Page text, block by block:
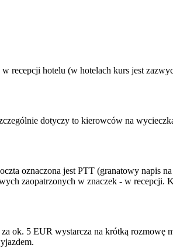
recepcji hotelu (w hotelach kurs jest
dotyczy to kierowców na
oznaczona jest PTT (granatowy napis
zaopatrzonych w znaczek - w recepcji.
ok. 5 EUR wystarcza na krótką rozmowę